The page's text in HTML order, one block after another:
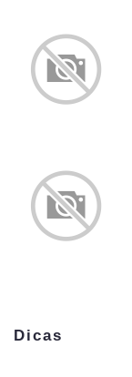
Dicas